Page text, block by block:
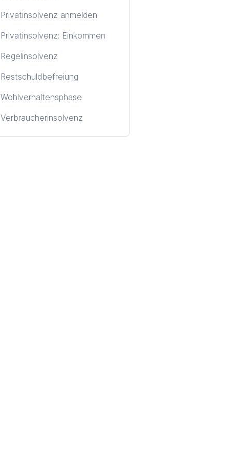
Privatinsolvenz anmelden
Privatinsolvenz: Einkommen
Regelinsolvenz
Restschuldbefreiung
Wohlverhaltensphase
Verbraucherinsolvenz